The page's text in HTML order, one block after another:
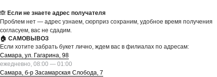
🙈 Если не знаете адрес получателя
Проблем нет — адрес узнаем, сюрприз сохраним, удобное время получения
согласуем, вас не сдадим.
🏠 САМОВЫВОЗ
Если хотите забрать букет лично, ждем вас в филиалах по адресам:
Самара, ул. Гагарина, 98
ежедневно, 08:00 — 01:00
Самара, б-р Засамарская Слобода, 7